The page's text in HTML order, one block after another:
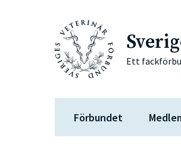
Ett
Förbundet